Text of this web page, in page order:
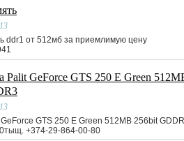
ddr1 от 512мб за приемлимую цену
Palit GeForce GTS 250 E Green
GTS 250 E Green 512MB 256bit
+374-29-864-00-80